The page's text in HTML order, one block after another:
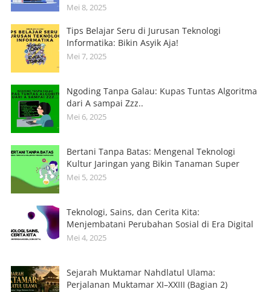
Mei 8, 2025
Tips Belajar Seru di Jurusan Teknologi
Informatika: Bikin Asyik Aja!
Mei 7, 2025
Ngoding Tanpa Galau: Kupas Tuntas Algoritma
dari A sampai Zzz..
Mei 6, 2025
Bertani Tanpa Batas: Mengenal Teknologi
Kultur Jaringan yang Bikin Tanaman Super
Mei 5, 2025
Teknologi, Sains, dan Cerita Kita:
Menjembatani Perubahan Sosial di Era Digital
Mei 4, 2025
Sejarah Muktamar Nahdlatul Ulama:
Perjalanan Muktamar XI–XXIII (Bagian 2)